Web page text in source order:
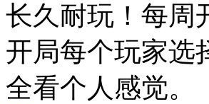
长久耐玩！每周
开局每个玩家选
全看个人感觉。